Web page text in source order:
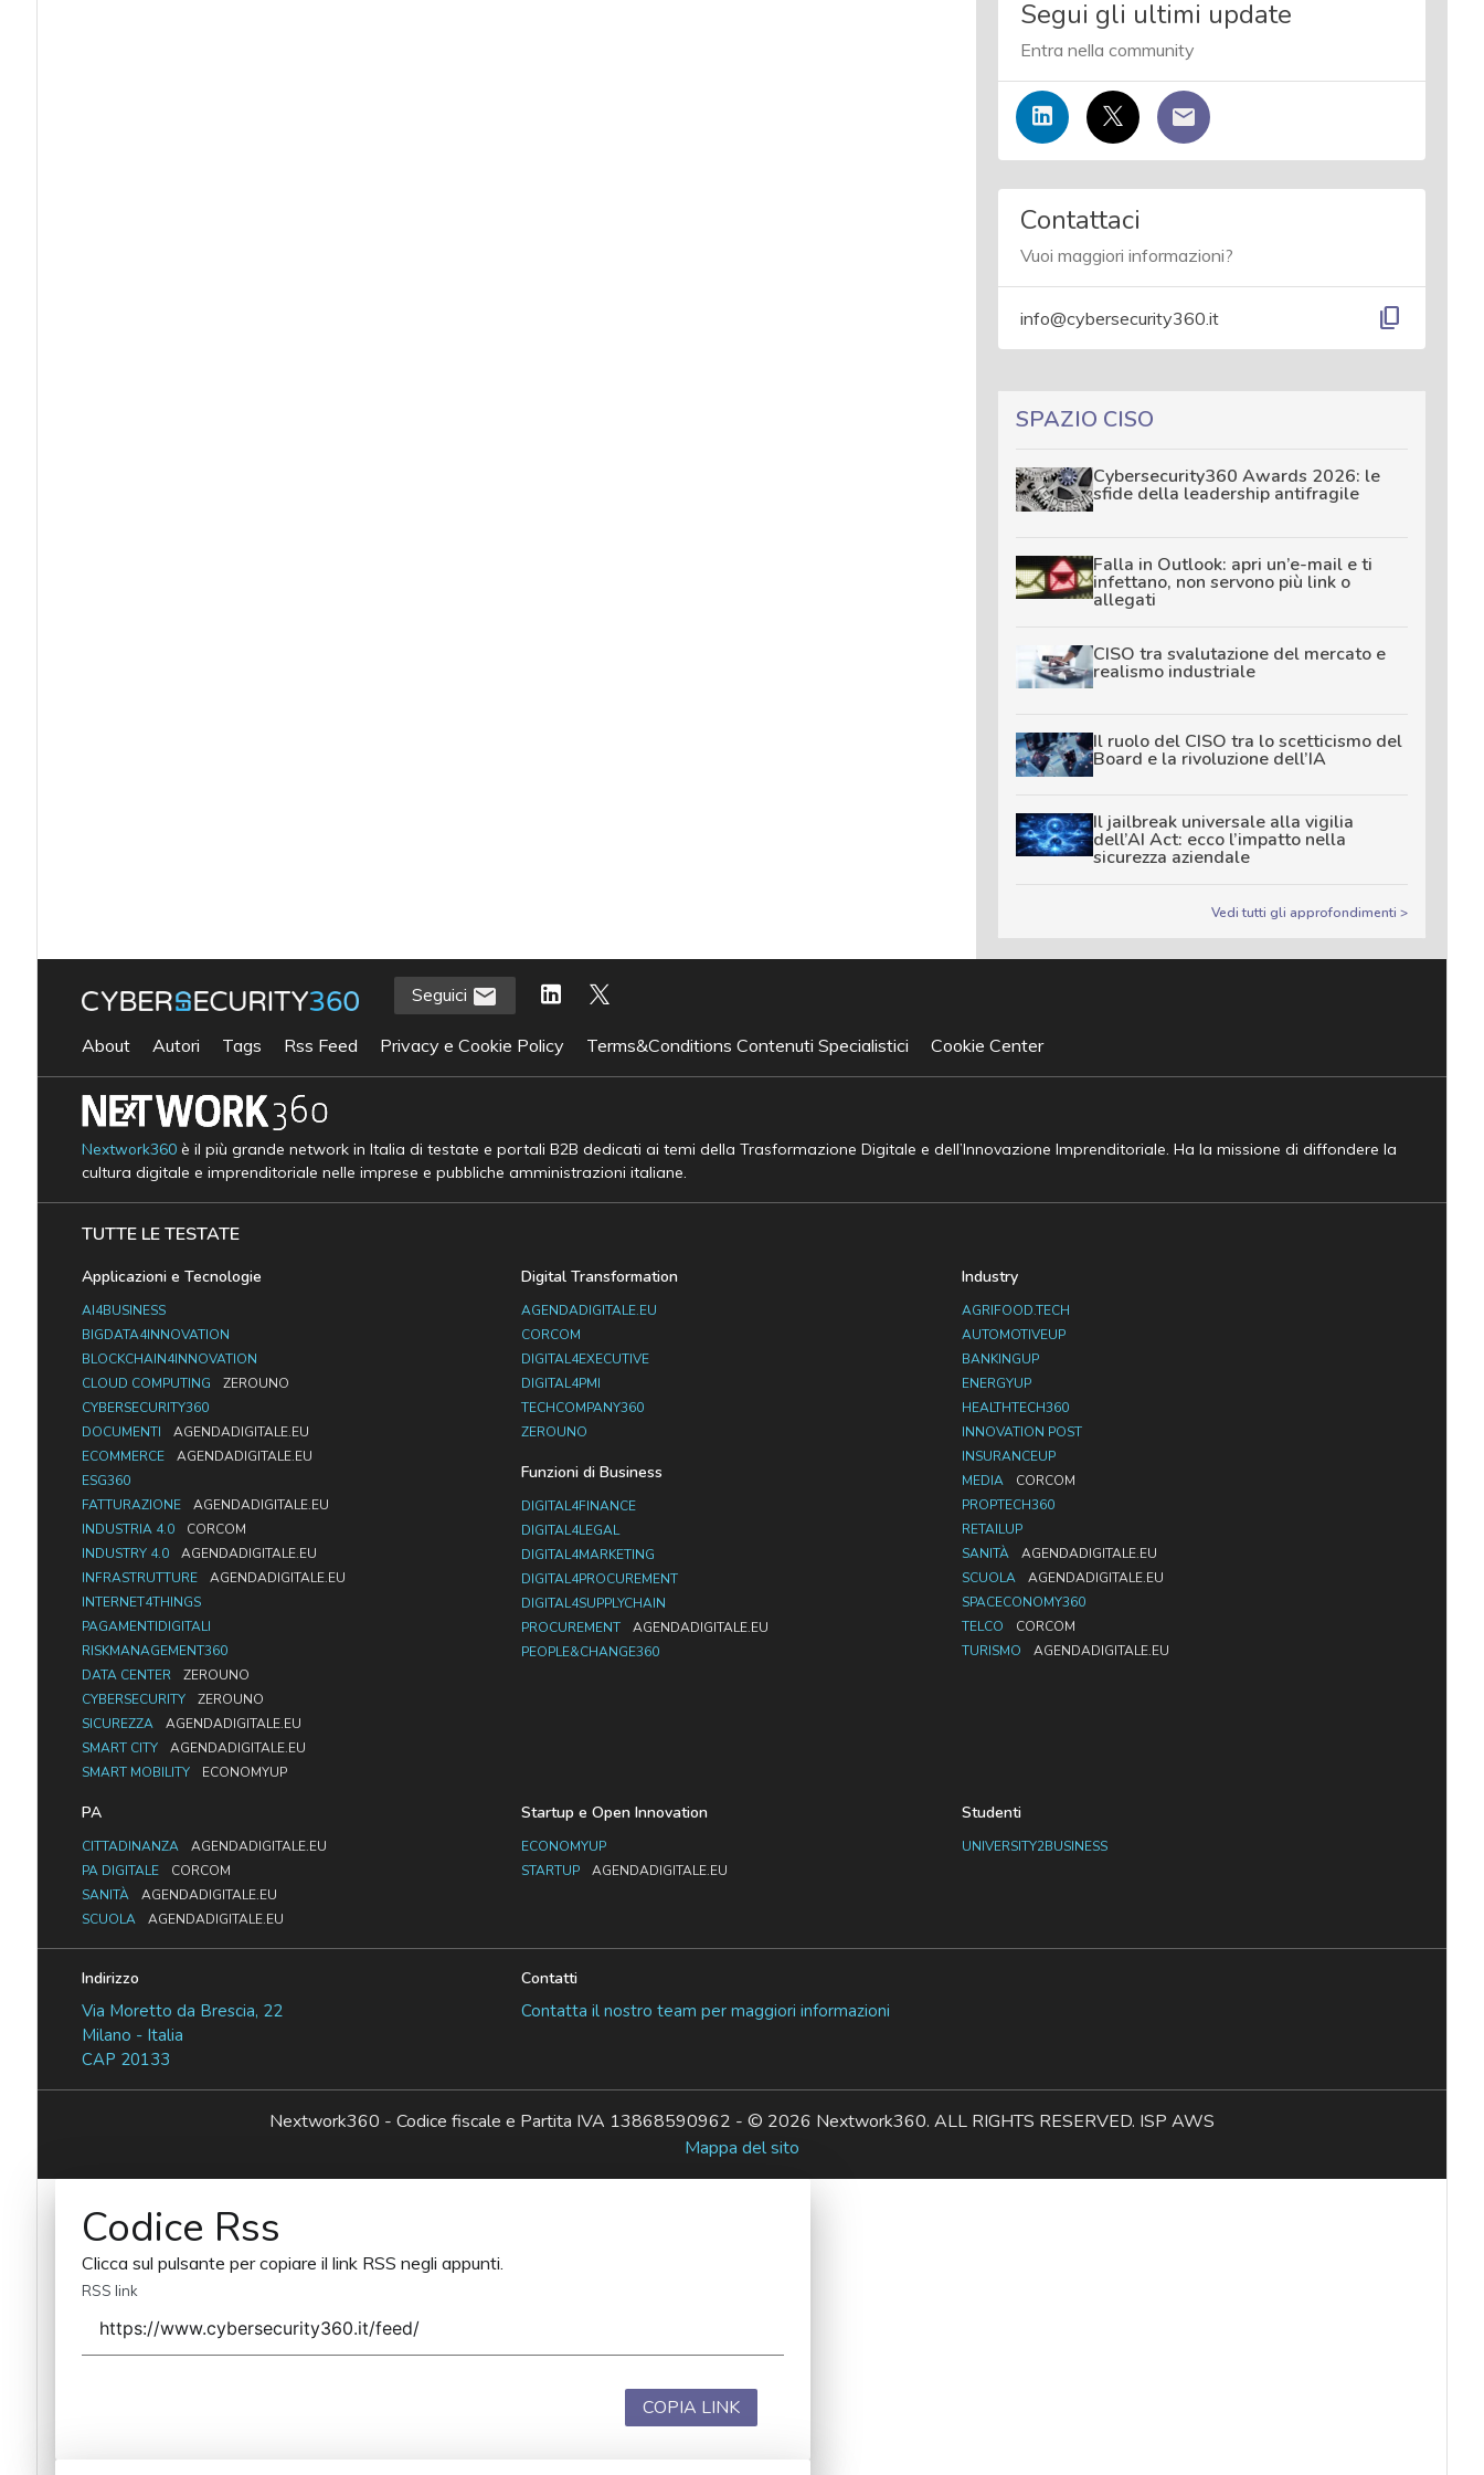
Segui gli ultimi update
Entra nella community
Contattaci
Vuoi maggiori informazioni?
info@cybersecurity360.it content_copy
SPAZIO CISO
Cybersecurity360 Awards 2026: le
sfide della leadership antifragile
Falla in Outlook: apri un’e-mail e ti
infettano, non servono più link o
allegati
CISO tra svalutazione del mercato e
realismo industriale
Il ruolo del CISO tra lo scetticismo del
Board e la rivoluzione dell’IA
Il jailbreak universale alla vigilia
dell’AI Act: ecco l’impatto nella
sicurezza aziendale
Vedi tutti gli approfondimenti >
Seguici
About Autori Tags Rss Feed Privacy e Cookie Policy Terms&Conditions Contenuti Specialistici Cookie Center
Nextwork360è il più grande network in Italia di testate e portali B2B dedicati ai temi della Trasformazione Digitale e dell’Innovazione Imprenditoriale. Ha la missione di diffondere la
cultura digitale e imprenditoriale nelle imprese e pubbliche amministrazioni italiane.
TUTTE LE TESTATE
Applicazioni e Tecnologie
AI4BUSINESS
BIGDATA4INNOVATION
BLOCKCHAIN4INNOVATION
CLOUD COMPUTING
ZEROUNO
CYBERSECURITY360
DOCUMENTI
AGENDADIGITALE.EU
ECOMMERCE
AGENDADIGITALE.EU
ESG360
FATTURAZIONE
AGENDADIGITALE.EU
INDUSTRIA 4.0
CORCOM
INDUSTRY 4.0
AGENDADIGITALE.EU
INFRASTRUTTURE
AGENDADIGITALE.EU
INTERNET4THINGS
PAGAMENTIDIGITALI
RISKMANAGEMENT360
DATA CENTER
ZEROUNO
CYBERSECURITY
ZEROUNO
SICUREZZA
AGENDADIGITALE.EU
SMART CITY
AGENDADIGITALE.EU
SMART MOBILITY
ECONOMYUP
Digital Transformation
AGENDADIGITALE.EU
CORCOM
DIGITAL4EXECUTIVE
DIGITAL4PMI
TECHCOMPANY360
ZEROUNO
Funzioni di Business
DIGITAL4FINANCE
DIGITAL4LEGAL
DIGITAL4MARKETING
DIGITAL4PROCUREMENT
DIGITAL4SUPPLYCHAIN
PROCUREMENT
AGENDADIGITALE.EU
PEOPLE&CHANGE360
Industry
AGRIFOOD.TECH
AUTOMOTIVEUP
BANKINGUP
ENERGYUP
HEALTHTECH360
INNOVATION POST
INSURANCEUP
MEDIA
CORCOM
PROPTECH360
RETAILUP
SANITÀ
AGENDADIGITALE.EU
SCUOLA
AGENDADIGITALE.EU
SPACECONOMY360
TELCO
CORCOM
TURISMO
AGENDADIGITALE.EU
PA
CITTADINANZA
AGENDADIGITALE.EU
PA DIGITALE
CORCOM
SANITÀ
AGENDADIGITALE.EU
SCUOLA
AGENDADIGITALE.EU
Startup e Open Innovation
ECONOMYUP
STARTUP
AGENDADIGITALE.EU
Studenti
UNIVERSITY2BUSINESS
Indirizzo
Via Moretto da Brescia, 22
Milano - Italia
CAP 20133
Contatti
Contatta il nostro team per maggiori informazioni
Nextwork360 - Codice fiscale e Partita IVA 13868590962 - © 2026 Nextwork360. ALL RIGHTS RESERVED. ISP AWS
Mappa del sito
Codice Rss
Clicca sul pulsante per copiare il link RSS negli appunti.
RSS link
COPIA LINK